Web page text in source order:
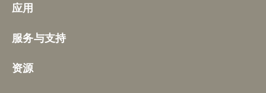
应用
服务与支持
资源